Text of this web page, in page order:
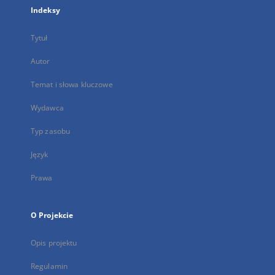
Indeksy
Tytuł
Autor
Temat i słowa kluczowe
Wydawca
Typ zasobu
Język
Prawa
O Projekcie
Opis projektu
Regulamin